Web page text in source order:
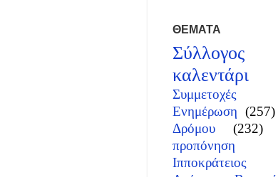
ΘΕΜΑΤΑ
Σύλλογος
καλεντάρι
Συμμετοχές
Ενημέρωση (257)
Δρόμου
(232)
προπόνηση
Ιπποκράτειος